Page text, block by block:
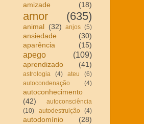
amizade
(18)
amor (635)
animal (32) anjos (5)
ansiedade
(30)
aparência
(15)
apego (109)
aprendizado (41)
astrologia (4) ateu
(6)
autocondenação
(4)
autoconhecimento
(42)
autoconsciência
(10)
autodestruição (4)
autodomínio
(28)